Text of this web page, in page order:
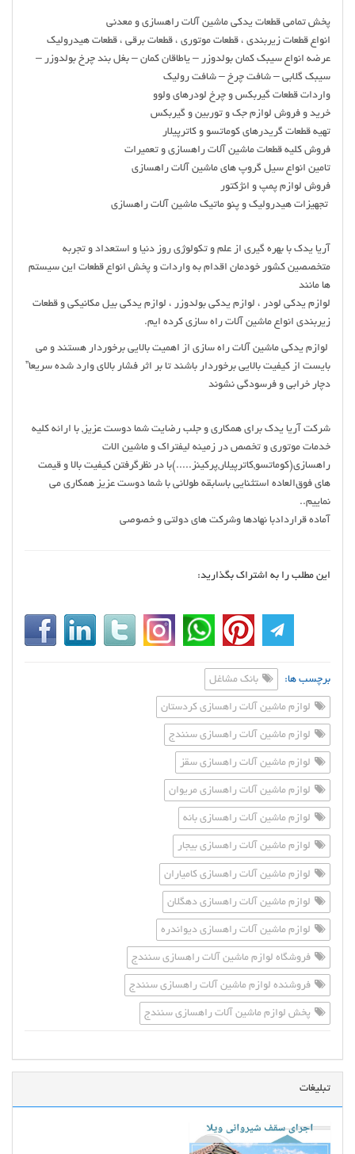
پخش تمامی قطعات یدکی ماشین آلات راهسازی و معدنی
انواع قطعات زیربندی ، قطعات موتوری ، قطعات برقی ، قطعات هیدرولیک
عرضه انواع سیبک کمان بولدوزر – یاطاقان کمان – بغل بند چرخ بولدوزر –
سیبک گلابی – شافت چرخ – شافت رولیک
واردات قطعات گیربکس و چرخ لودرهای ولوو
خرید و فروش لوازم جک و توربین و گیربکس
تهیه قطعات گریدرهای کوماتسو و کاترپیلار
فروش کلیه قطعات ماشین آلات راهسازی و تعمیرات
تامین انواع سیل گروپ های ماشین آلات راهسازی
فروش لوازم پمپ و انژکتور
تجهیزات هیدرولیک و پنو ماتیک ماشین آلات راهسازی
آریا یدک با بهره گیری از علم و تکولوژی روز دنیا و استعداد و تجربه
متخصصین کشور خودمان اقدام به واردات و پخش انواع قطعات این سیستم
ها مانند
لوازم یدکی لودر ، لوازم یدکی بولدوزر ، لوازم یدکی بیل مکانیکی و قطعات
زیربندی انواع ماشین آلات راه سازی کرده ایم.
لوازم یدکی ماشین آلات راه سازی از اهمیت بالایی برخوردار هستند و می
بایست از کیفیت بالایی برخوردار باشند تا بر اثر فشار بالای وارد شده سریعا”
دچار خرابی و فرسودگی نشوند
شرکت آریا یدک برای همکاری و جلب رضایت شما دوست عزیز, با ارائه کلیه
خدمات موتوری و تخصص در زمینه لیفتراک و ماشین الات
راهسازی(کوماتسو,کاترپیلار,پرکینز.....)با در نظرگرفتن کیفیت بالا و قیمت
های فوق‌العاده استثنایی باسابقه طولانی با شما دوست عزیز همکاری می
نماییم..
آماده قراردادبا نهادها وشرکت های دولتی و خصوصی
این مطلب را به اشتراک بگذارید:
برچسب ها: بانک مشاغل
لوازم ماشین آلات راهسازی کردستان
لوازم ماشین آلات راهسازی سنندج
لوازم ماشین آلات راهسازی سقز
لوازم ماشین آلات راهسازی مریوان
لوازم ماشین آلات راهسازی بانه
لوازم ماشین آلات راهسازی بیجار
لوازم ماشین آلات راهسازی کامیاران
لوازم ماشین آلات راهسازی دهگلان
لوازم ماشین آلات راهسازی دیواندره
فروشگاه لوازم ماشین آلات راهسازی سنندج
فروشنده لوازم ماشین آلات راهسازی سنندج
پخش لوازم ماشین آلات راهسازی سنندج
تبلیغات